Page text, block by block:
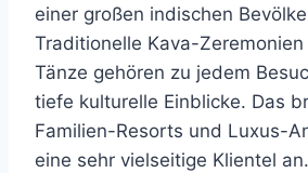
einer großen indischen
Traditionelle Kava-
Tänze gehören zu jedem
tiefe kulturelle Einblicke. Das
Familien-Resorts und Luxus-
eine sehr vielseitige Klientel